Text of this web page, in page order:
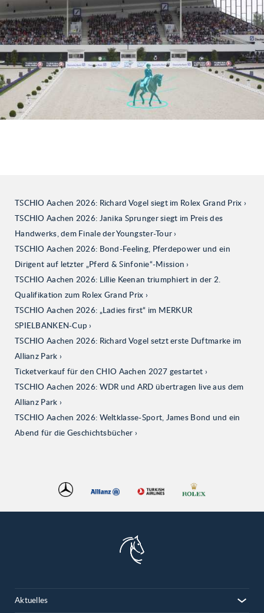
TSCHIO Aachen 2026: Richard Vogel siegt im Rolex Grand Prix
TSCHIO Aachen 2026: Janika Sprunger siegt im Preis des
Handwerks, dem Finale der Youngster-Tour
TSCHIO Aachen 2026: Bond-Feeling, Pferdepower und ein
Dirigent auf letzter „Pferd & Sinfonie“-Mission
TSCHIO Aachen 2026: Lillie Keenan triumphiert in der 2.
Qualifikation zum Rolex Grand Prix
TSCHIO Aachen 2026: „Ladies first“ im MERKUR
SPIELBANKEN-Cup
TSCHIO Aachen 2026: Richard Vogel setzt erste Duftmarke im
Allianz Park
Ticketverkauf für den CHIO Aachen 2027 gestartet
TSCHIO Aachen 2026: WDR und ARD übertragen live aus dem
Allianz Park
TSCHIO Aachen 2026: Weltklasse-Sport, James Bond und ein
Abend für die Geschichtsbücher
Aktuelles